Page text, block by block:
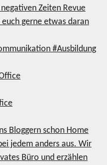
Zeiten Revue
gerne etwas daran
#Ausbildung
Bloggern schon Home
jedem anders aus. Wir
Büro und erzählen